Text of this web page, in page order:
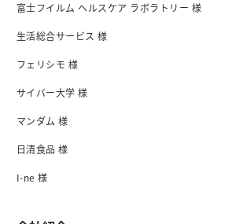
富士フイルム ヘルスケア ラボラトリー 様
生活総合サービス 様
フェリシモ 様
サイバー大学 様
マンダム 様
日清食品 様
I-ne 様